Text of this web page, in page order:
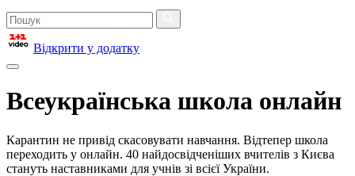
Відкрити у додатку
Всеукраїнська школа онлайн
Карантин не привід скасовувати навчання. Відтепер школа
переходить у онлайн. 40 найдосвідченіших вчителів з Києва
стануть наставниками для учнів зі всієї України.